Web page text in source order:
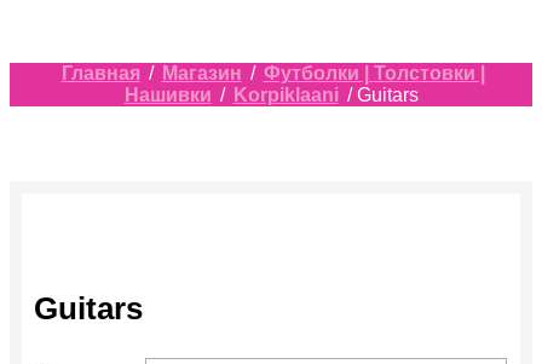
Главная / Магазин / Футболки | Толстовки |
Нашивки / Korpiklaani / Guitars
Guitars